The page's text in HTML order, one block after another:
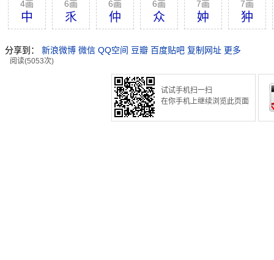
4画
中
6画
乑
6画
仲
6画
众
7画
妕
7画
狆
分享到： 新浪微博 微信 QQ空间 豆瓣 百度贴吧 复制网址 更多
阅读(5053次)
试试手机扫一扫
在你手机上继续浏览此页面